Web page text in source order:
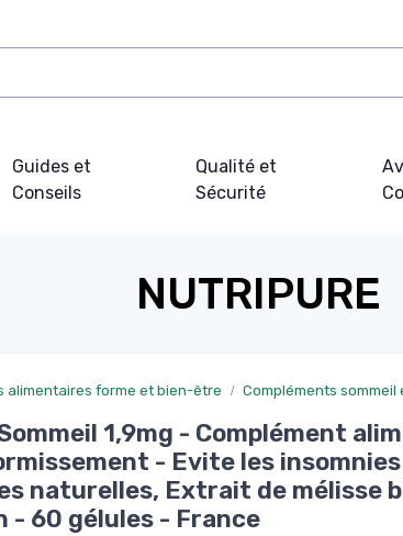
Guides et
Conseils
Qualité et
Sécurité
NUTRIPURE
alimentaires forme et bien-être Compléments sommeil
1,9mg - Complément
- Evite les
naturelles, Extrait de mélisse
- 60 gélules - France